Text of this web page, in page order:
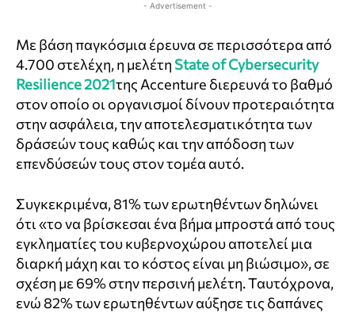
- Advertisement -
Με βάση παγκόσμια έρευνα σε περισσότερα από
4.700 στελέχη, η μελέτη State of Cybersecurity
Resilience 2021της Accenture διερευνά το βαθμό
στον οποίο οι οργανισμοί δίνουν προτεραιότητα
στην ασφάλεια, την αποτελεσματικότητα των
δράσεών τους καθώς και την απόδοση των
επενδύσεών τους στον τομέα αυτό.
Συγκεκριμένα, 81% των ερωτηθέντων δηλώνει
ότι «το να βρίσκεσαι ένα βήμα μπροστά από τους
εγκληματίες του κυβερνοχώρου αποτελεί μια
διαρκή μάχη και το κόστος είναι μη βιώσιμο», σε
σχέση με 69% στην περσινή μελέτη. Ταυτόχρονα,
ενώ 82% των ερωτηθέντων αύξησε τις δαπάνες